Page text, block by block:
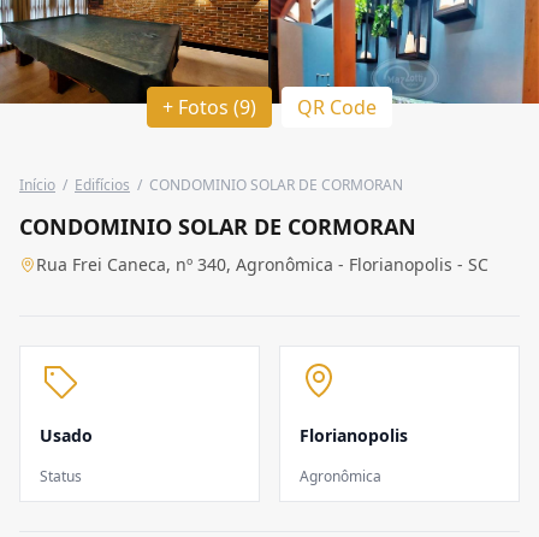
+ Fotos (9) QR Code
Início / Edifícios / CONDOMINIO SOLAR DE CORMORAN
CONDOMINIO SOLAR DE CORMORAN
Rua Frei Caneca, nº 340, Agronômica - Florianopolis - SC
Usado
Status
Florianopolis
Agronômica